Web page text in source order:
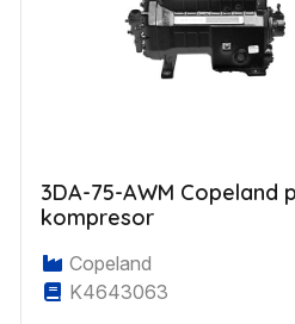
3DA-75-AWM Copeland
kompresor
Copeland
K4643063